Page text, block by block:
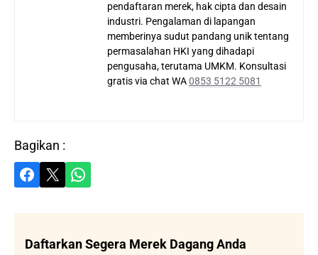
pendaftaran merek, hak cipta dan desain
industri. Pengalaman di lapangan
memberinya sudut pandang unik tentang
permasalahan HKI yang dihadapi
pengusaha, terutama UMKM. Konsultasi
gratis via chat WA0853 5122 5081
Bagikan :
Share on Facebook
Share on X Share on WhatsApp
Daftarkan Segera Merek Dagang Anda